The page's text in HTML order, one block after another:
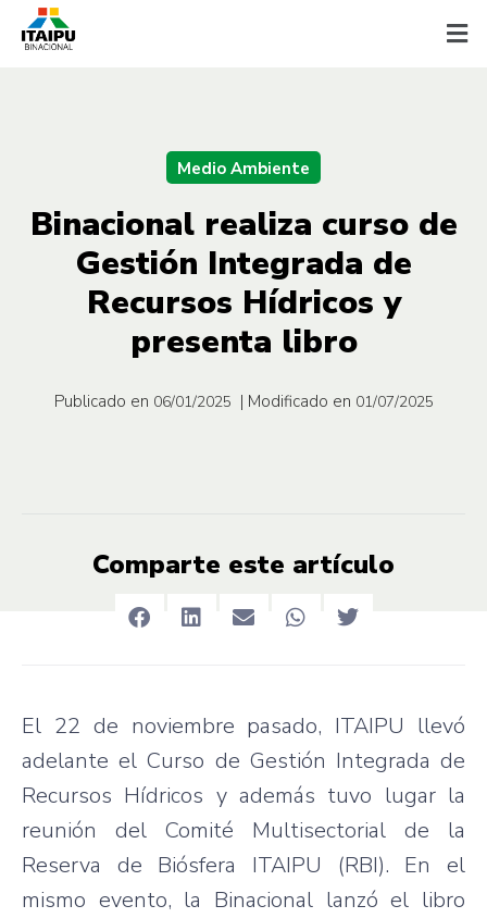
Medio Ambiente
Binacional realiza curso de
Gestión Integrada de
Recursos Hídricos y
presenta libro
Publicado en 06/01/2025 | Modificado en 01/07/2025
Comparte este artículo
El 22 de noviembre pasado, ITAIPU llevó
adelante el Curso de Gestión Integrada de
Recursos Hídricos y además tuvo lugar la
reunión del Comité Multisectorial de la
Reserva de Biósfera ITAIPU (RBI). En el
mismo evento, la Binacional lanzó el libro